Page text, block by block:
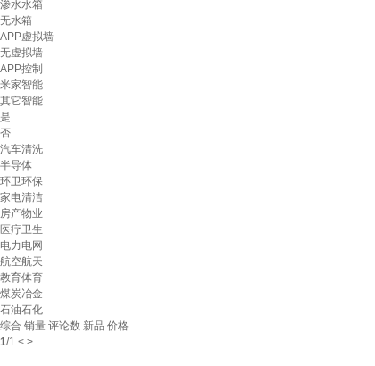
渗水水箱
无水箱
APP虚拟墙
无虚拟墙
APP控制
米家智能
其它智能
是
否
汽车清洗
半导体
环卫环保
家电清洁
房产物业
医疗卫生
电力电网
航空航天
教育体育
煤炭冶金
石油石化
综合 销量 评论数 新品 价格
1/1 < >